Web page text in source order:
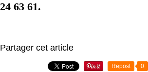
24 63 61.
Partager cet article
Repost 0